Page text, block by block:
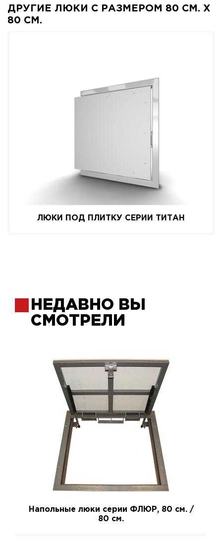
ДРУГИЕ ЛЮКИ С РАЗМЕРОМ 80 СМ. X
80 СМ.
ЛЮКИ ПОД ПЛИТКУ СЕРИИ ТИТАН
НЕДАВНО ВЫ
СМОТРЕЛИ
Напольные люки серии ФЛЮР, 80 см. /
80 см.